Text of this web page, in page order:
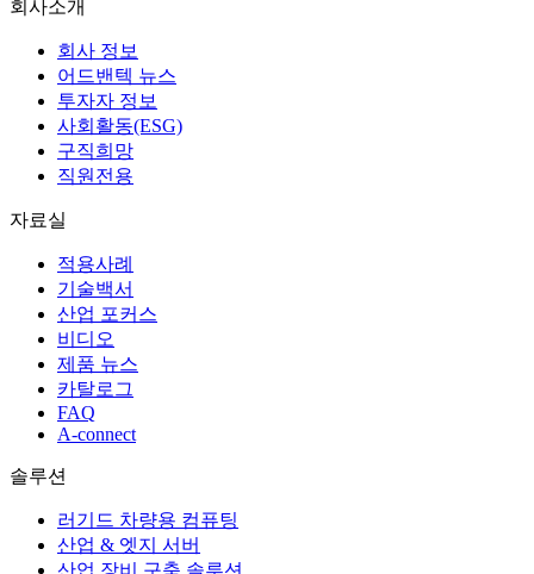
회사소개
회사 정보
어드밴텍 뉴스
투자자 정보
사회활동(ESG)
구직희망
직원전용
자료실
적용사례
기술백서
산업 포커스
비디오
제품 뉴스
카탈로그
FAQ
A-connect
솔루션
러기드 차량용 컴퓨팅
산업 & 엣지 서버
산업 장비 구축 솔루션